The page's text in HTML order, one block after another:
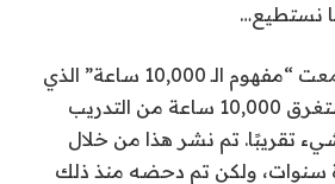
نستطيع…
أولاً، ربما تكون قد سمعت “مفهوم الـ 10,000 ساعة” الذي
ينص على أن الأمر يستغرق 10,000 ساعة من التدريب
تقريبًا. تم نشر هذا من خلال
سنوات، ولكن تم دحضه منذ ذلك